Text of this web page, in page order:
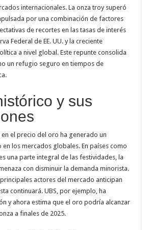
internacionales. La onza troy superó
por una combinación de factores
de recortes en las tasas de interés
Federal de EE. UU. y la creciente
a nivel global. Este repunte consolida
un refugio seguro en tiempos de
y sus
en el precio del oro ha generado un
los mercados globales. En países como
una parte integral de las festividades, la
con disminuir la demanda minorista.
actores del mercado anticipan
continuará. UBS, por ejemplo, ha
y ahora estima que el oro podría alcanzar
a finales de 2025.